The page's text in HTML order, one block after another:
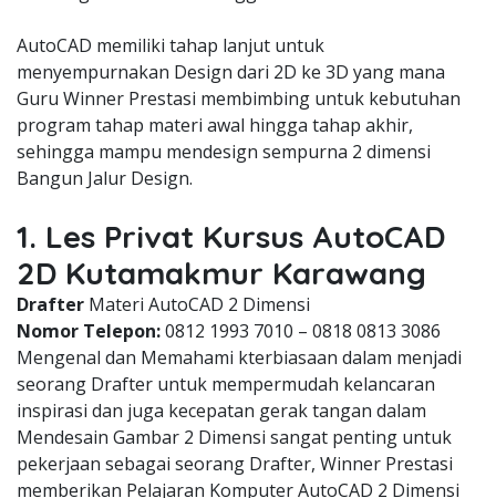
AutoCAD memiliki tahap lanjut untuk
menyempurnakan Design dari 2D ke 3D yang mana
Guru Winner Prestasi membimbing untuk kebutuhan
program tahap materi awal hingga tahap akhir,
sehingga mampu mendesign sempurna 2 dimensi
Bangun Jalur Design.
1. Les Privat Kursus AutoCAD
2D Kutamakmur Karawang
Drafter Materi AutoCAD 2 Dimensi
Nomor Telepon:0812 1993 7010 – 0818 0813 3086
Mengenal dan Memahami kterbiasaan dalam menjadi
seorang Drafter untuk mempermudah kelancaran
inspirasi dan juga kecepatan gerak tangan dalam
Mendesain Gambar 2 Dimensi sangat penting untuk
pekerjaan sebagai seorang Drafter, Winner Prestasi
memberikan Pelajaran Komputer AutoCAD 2 Dimensi